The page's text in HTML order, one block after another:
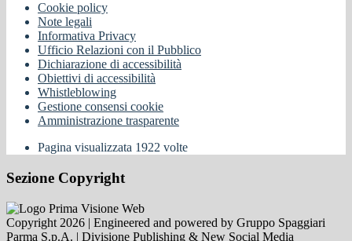
Cookie policy
Note legali
Informativa Privacy
Ufficio Relazioni con il Pubblico
Dichiarazione di accessibilità
Obiettivi di accessibilità
Whistleblowing
Gestione consensi cookie
Amministrazione trasparente
Pagina visualizzata 1922 volte
Sezione Copyright
Copyright 2026 | Engineered and powered by Gruppo Spaggiari
Parma S.p.A. | Divisione Publishing & New Social Media